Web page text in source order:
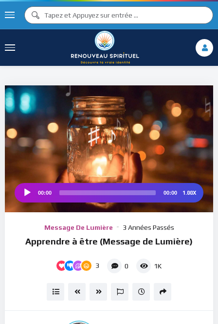
♫ ♩
♩
♯ ♪ ♯ ♬
♫
♮
00:00 00:00 1.00X
Message De Lumière 3 Années Passés
Apprendre à être (Message de Lumière)
3 0 1K